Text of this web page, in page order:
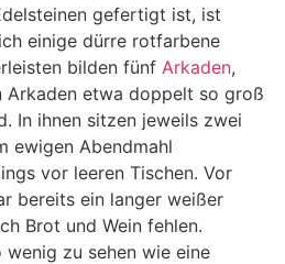
gefertigt ist, ist
einige dürre rotfarbene
bilden fünf Arkaden,
Arkaden etwa doppelt so groß
In ihnen sitzen jeweils zwei
ewigen Abendmahl
vor leeren Tischen. Vor
bereits ein langer weißer
Brot und Wein fehlen.
zu sehen wie eine